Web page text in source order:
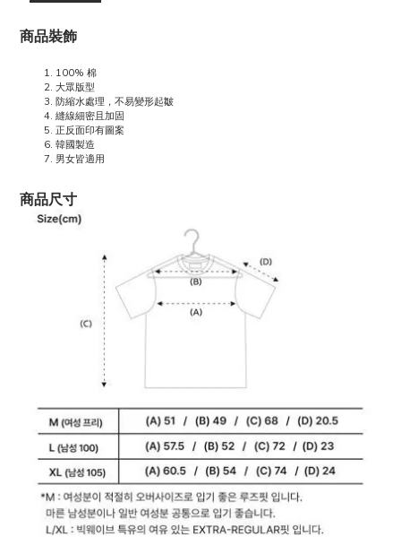
商品裝飾
100% 棉
大眾版型
防縮水處理，不易變形起皺
縫線細密且加固
正反面印有圖案
韓國製造
男女皆適用
商品尺寸